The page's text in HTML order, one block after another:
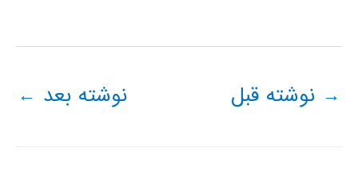
→ نوشته قبل نوشته بعد ←